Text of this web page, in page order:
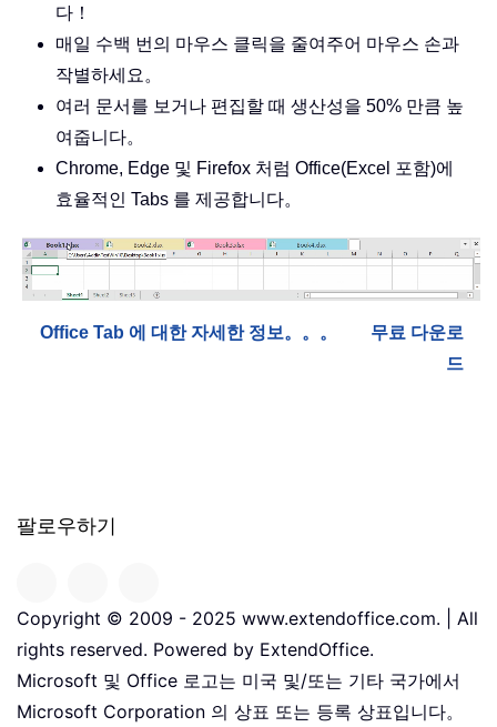
다！
매일 수백 번의 마우스 클릭을 줄여주어 마우스 손과
작별하세요。
여러 문서를 보거나 편집할 때 생산성을 50% 만큼 높
여줍니다。
Chrome, Edge 및 Firefox 처럼 Office(Excel 포함)에
효율적인 Tabs 를 제공합니다。
Office Tab 에 대한 자세한 정보。。。
무료 다운로
드
팔로우하기
Copyright © 2009 - 2025 www.extendoffice.com. | All
rights reserved. Powered by ExtendOffice.
Microsoft 및 Office 로고는 미국 및/또는 기타 국가에서
Microsoft Corporation 의 상표 또는 등록 상표입니다。